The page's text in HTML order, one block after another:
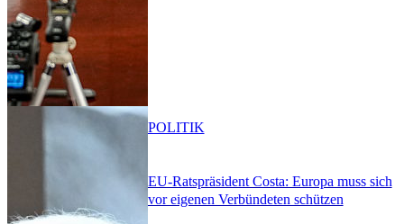
EU-Ratspräsident Costa: Europa muss sich
vor eigenen Verbündeten schützen
POLITIK